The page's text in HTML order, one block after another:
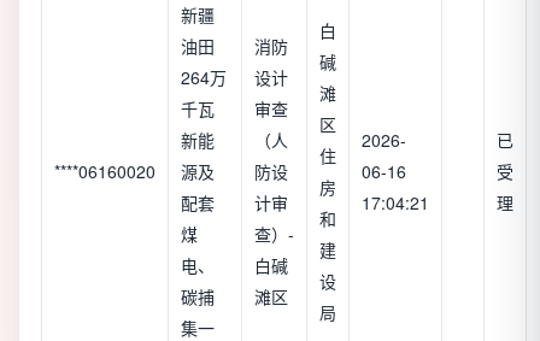
****06160020
新疆
油田
264万
千瓦
新能
源及
配套
煤
电、
碳捕
集一
消防
设计
审查
（人
防设
计审
查）-
白碱
滩区
白
碱
滩
区
住
房
和
建
设
局
2026-
06-16
17:04:21
已
受
理